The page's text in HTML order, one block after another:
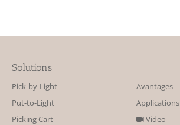
Solutions
Pick-by-Light
Put-to-Light
Picking Cart
Avantages
Applications
Video